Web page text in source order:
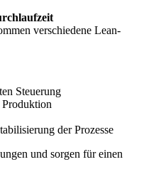
verschiedene Lean-
Steuerung
der Prozesse
und sorgen für einen